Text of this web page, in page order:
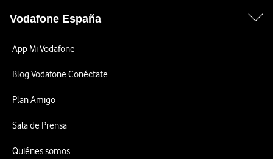
Vodafone España
App Mi Vodafone
Blog Vodafone Conéctate
Plan Amigo
Sala de Prensa
Quiénes somos